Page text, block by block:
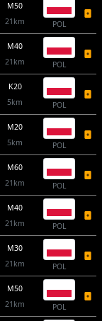
M50
21km
POL
M40
21km
POL
K20
5km
POL
M20
5km
POL
M60
21km
POL
M40
21km
POL
M30
21km
POL
M50
21km
POL